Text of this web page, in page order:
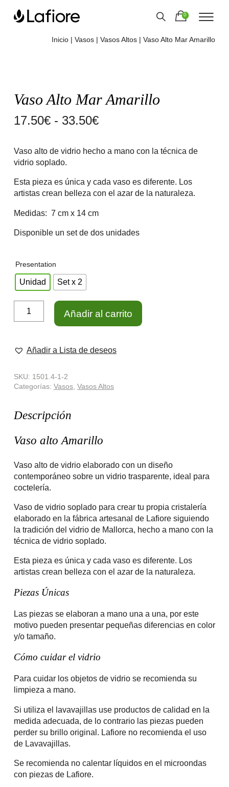
0
Inicio |Vasos |Vasos Altos | Vaso Alto Mar Amarillo
Vaso Alto Mar Amarillo
17.50€ - 33.50€Rango
precios:
17.50€
Vaso alto de vidrio hecho a mano con la técnica de
vidrio soplado.
Esta pieza es única y cada vaso es diferente. Los
artistas crean belleza con el azar de la naturaleza.
Medidas: 7 cm x 14 cm
Disponible un set de dos unidades
Presentation
Unidad Set x 2
Mar
Añadir al carrito
Añadir a Lista de deseos
SKU: 1501.4-1-2
Categorías: Vasos, Vasos Altos
Descripción
Vaso alto Amarillo
Vaso alto de vidrio elaborado con un diseño
contemporáneo sobre un vidrio trasparente, ideal para
coctelería.
Vaso de vidrio soplado para crear tu propia cristalería
elaborado en la fábrica artesanal de Lafiore siguiendo
la tradición del vidrio de Mallorca, hecho a mano con la
técnica de vidrio soplado.
Esta pieza es única y cada vaso es diferente. Los
artistas crean belleza con el azar de la naturaleza.
Piezas Únicas
Las piezas se elaboran a mano una a una, por este
motivo pueden presentar pequeñas diferencias en color
y/o tamaño.
Cómo cuidar el vidrio
Para cuidar los objetos de vidrio se recomienda su
limpieza a mano.
Si utiliza el lavavajillas use productos de calidad en la
medida adecuada, de lo contrario las piezas pueden
perder su brillo original. Lafiore no recomienda el uso
de Lavavajillas.
Se recomienda no calentar líquidos en el microondas
con piezas de Lafiore.